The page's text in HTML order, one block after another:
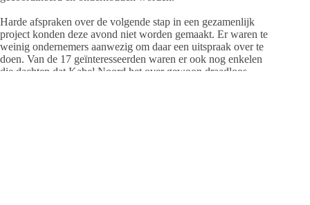
Harde afspraken over de volgende stap in een gezamenlijk
project konden deze avond niet worden gemaakt. Er waren te
weinig ondernemers aanwezig om daar een uitspraak over te
doen. Van de 17 geïnteresseerden waren er ook nog enkelen
die dachten dat Kabel Noord het over gewoon draadloos